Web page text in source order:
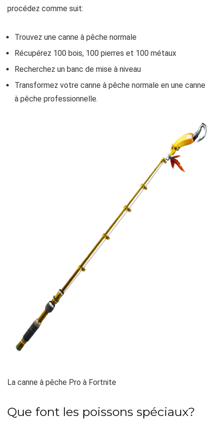
procédez comme suit:
Trouvez une canne à pêche normale
Récupérez 100 bois, 100 pierres et 100 métaux
Recherchez un banc de mise à niveau
Transformez votre canne à pêche normale en une canne
à pêche professionnelle.
La canne à pêche Pro à Fortnite
Que font les poissons spéciaux?